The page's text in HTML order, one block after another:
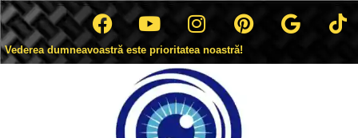
Vederea dumneavoastră este prioritatea noastră!